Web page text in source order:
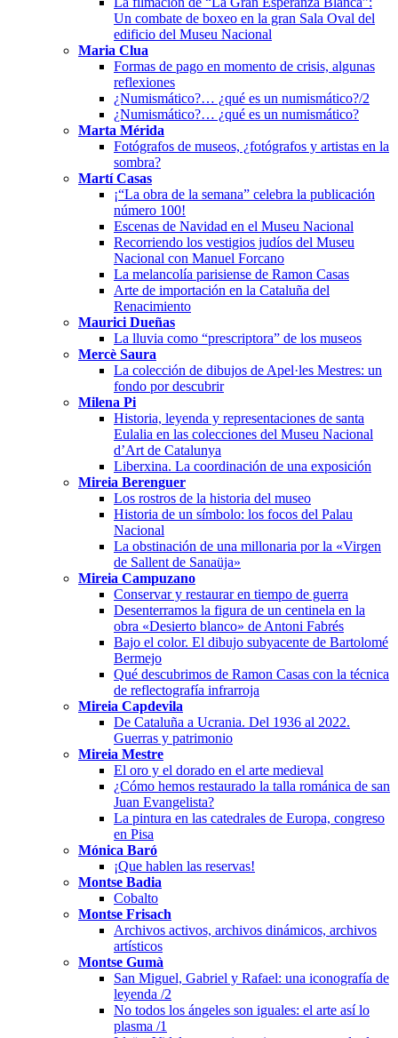
Un combate de boxeo en la gran Sala Oval del
edificio del Museu Nacional
Maria Clua
Formas de pago en momento de crisis, algunas
reflexiones
¿Numismático?… ¿qué es un numismático?/2
¿Numismático?… ¿qué es un numismático?
Marta Mérida
Fotógrafos de museos, ¿fotógrafos y artistas en la
sombra?
Martí Casas
¡“La obra de la semana” celebra la publicación
número 100!
Escenas de Navidad en el Museu Nacional
Recorriendo los vestigios judíos del Museu
Nacional con Manuel Forcano
La melancolía parisiense de Ramon Casas
Arte de importación en la Cataluña del
Renacimiento
Maurici Dueñas
La lluvia como “prescriptora” de los museos
Mercè Saura
La colección de dibujos de Apel·les Mestres: un
fondo por descubrir
Milena Pi
Historia, leyenda y representaciones de santa
Eulalia en las colecciones del Museu Nacional
d’Art de Catalunya
Liberxina. La coordinación de una exposición
Mireia Berenguer
Los rostros de la historia del museo
Historia de un símbolo: los focos del Palau
Nacional
La obstinación de una millonaria por la «Virgen
de Sallent de Sanaüja»
Mireia Campuzano
Conservar y restaurar en tiempo de guerra
Desenterramos la figura de un centinela en la
obra «Desierto blanco» de Antoni Fabrés
Bajo el color. El dibujo subyacente de Bartolomé
Bermejo
Qué descubrimos de Ramon Casas con la técnica
de reflectografía infrarroja
Mireia Capdevila
De Cataluña a Ucrania. Del 1936 al 2022.
Guerras y patrimonio
Mireia Mestre
El oro y el dorado en el arte medieval
¿Cómo hemos restaurado la talla románica de san
Juan Evangelista?
La pintura en las catedrales de Europa, congreso
en Pisa
Mónica Baró
¡Que hablen las reservas!
Montse Badia
Cobalto
Montse Frisach
Archivos activos, archivos dinámicos, archivos
artísticos
Montse Gumà
San Miguel, Gabriel y Rafael: una iconografía de
leyenda /2
No todos los ángeles son iguales: el arte así lo
plasma /1